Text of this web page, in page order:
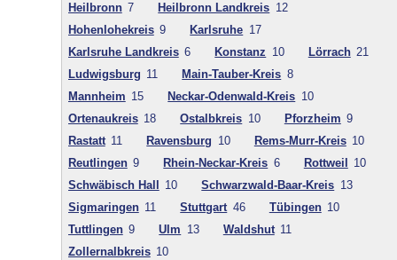
Heilbronn 7 Heilbronn Landkreis 12
Hohenlohekreis 9 Karlsruhe 17
Karlsruhe Landkreis 6 Konstanz 10 Lörrach 21
Ludwigsburg 11 Main-Tauber-Kreis 8
Mannheim 15 Neckar-Odenwald-Kreis 10
Ortenaukreis 18 Ostalbkreis 10 Pforzheim 9
Rastatt 11 Ravensburg 10 Rems-Murr-Kreis 10
Reutlingen 9 Rhein-Neckar-Kreis 6 Rottweil
10
Schwäbisch Hall
10 Schwarzwald-Baar-Kreis 13
Sigmaringen 11 Stuttgart 46 Tübingen 10
Tuttlingen 9 Ulm 13 Waldshut 11
Zollernalbkreis 10